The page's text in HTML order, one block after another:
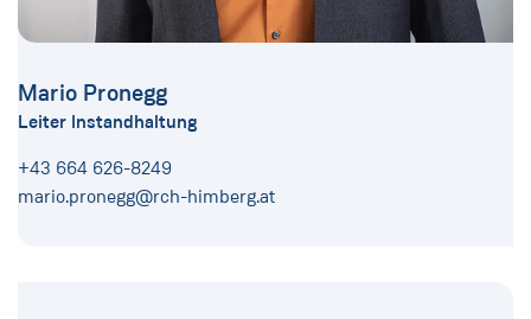
Mario Pronegg
Leiter Instandhaltung
+43 664 626-8249
mario.pronegg@rch-himberg.at